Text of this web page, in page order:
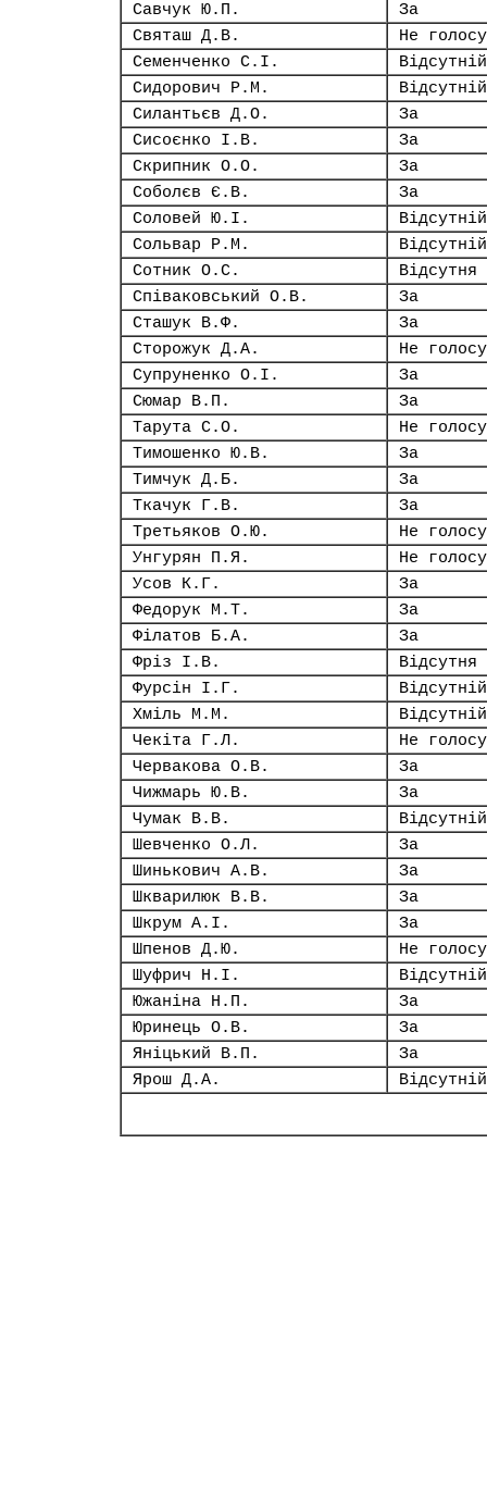
Савчук Ю.П.
За
Святаш Д.В.
Не
Семенченко С.І.
Відсутній
Сидорович Р.М.
Відсутній
Силантьєв Д.О.
За
Сисоєнко І.В.
За
Скрипник О.О.
За
Соболєв Є.В.
За
Соловей Ю.І.
Відсутній
Сольвар Р.М.
Відсутній
Сотник О.С.
Відсутня
Співаковський О.В.
За
Сташук В.Ф.
За
Сторожук Д.А.
Не
Супруненко О.І.
За
Сюмар В.П.
За
Тарута С.О.
Не
Тимошенко Ю.В.
За
Тимчук Д.Б.
За
Ткачук Г.В.
За
Третьяков О.Ю.
Не
Унгурян П.Я.
Не
Усов К.Г.
За
Федорук М.Т.
За
Філатов Б.А.
За
Фріз І.В.
Відсутня
Фурсін І.Г.
Відсутній
Хміль М.М.
Відсутній
Чекіта Г.Л.
Не
Червакова О.В.
За
Чижмарь Ю.В.
За
Чумак В.В.
Відсутній
Шевченко О.Л.
За
Шинькович А.В.
За
Шкварилюк В.В.
За
Шкрум А.І.
За
Шпенов Д.Ю.
Не
Шуфрич Н.І.
Відсутній
Южаніна Н.П.
За
Юринець О.В.
За
Яніцький В.П.
За
Ярош Д.А.
Відсутній